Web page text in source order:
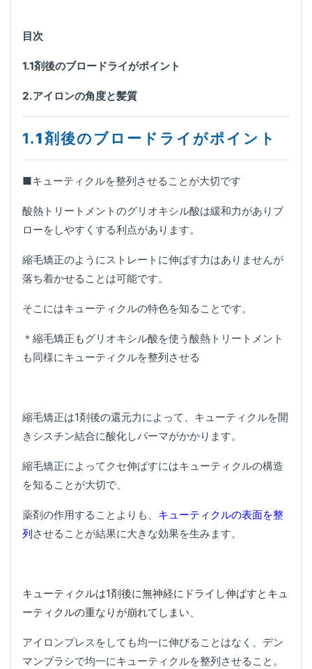
目次
1.1剤後のブロードライがポイント
2.アイロンの角度と髪質
1.1剤後のブロードライがポイント
■キューティクルを整列させることが大切です
酸熱トリートメントのグリオキシル酸は緩和力がありブ
ローをしやすくする利点があります。
縮毛矯正のようにストレートに伸ばす力はありませんが
落ち着かせることは可能です。
そこにはキューティクルの特色を知ることです。
＊縮毛矯正もグリオキシル酸を使う酸熱トリートメント
も同様にキューティクルを整列させる
縮毛矯正は1剤後の還元力によって、キューティクルを開
きシスチン結合に酸化しパーマがかかります。
縮毛矯正によってクセ伸ばすにはキューティクルの構造
を知ることが大切で、
薬剤の作用することよりも、 キューティクルの表面を整
列 させることが結果に大きな効果を生みます。
キューティクルは1剤後に無神経にドライし伸ばすとキュ
ーティクルの重なりが崩れてしまい、
アイロンプレスをしても均一に伸びることはなく、デン
マンブラシで均一にキューティクルを整列させること。